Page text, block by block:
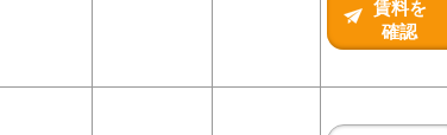
賃料を
確認